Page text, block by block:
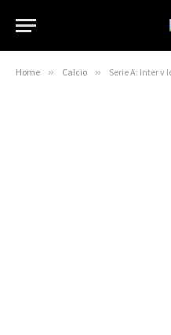
Home » Calcio » Serie A: Inter v lecce